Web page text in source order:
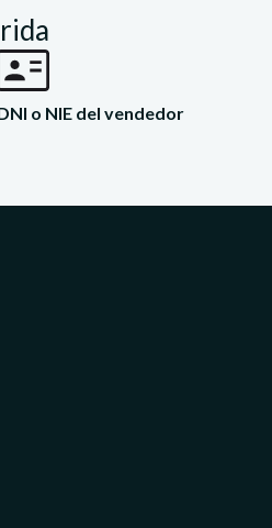
o NIE del vendedor